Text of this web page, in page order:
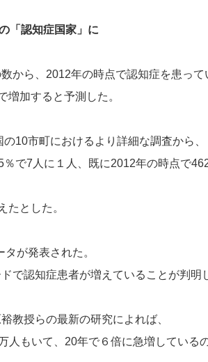
「認知症国家」に
から、2012年の時点で認知症を患って
加すると予測した。
10市町におけるより詳細な調査から、
で7人に１人、既に2012年の時点で
たとした。
が発表された。
で認知症患者が増えていることが判明
教授らの最新の研究によれば、
もいて、20年で６倍に急増している